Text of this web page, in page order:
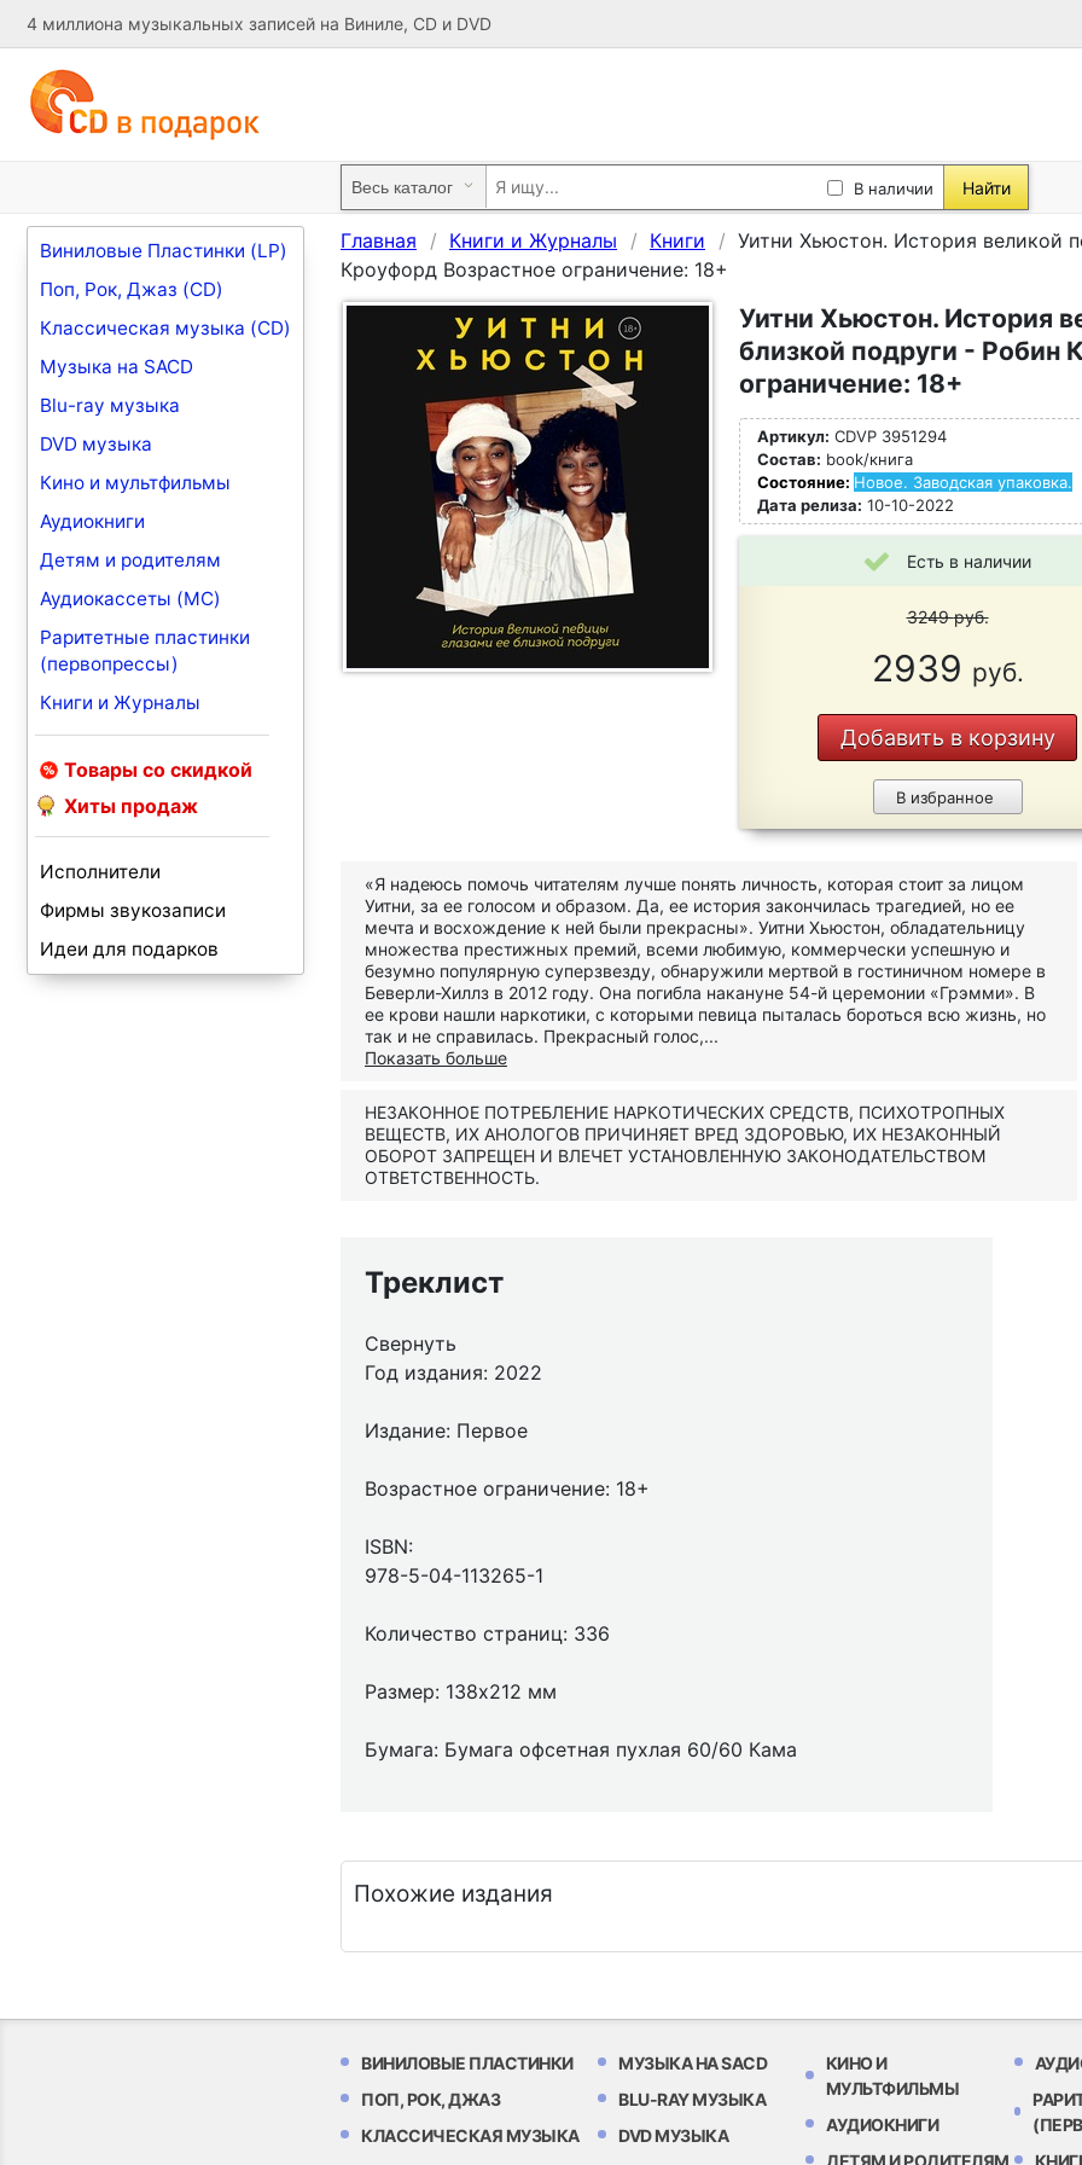
4 миллиона музыкальных записей на Виниле, CD и DVD
В наличии Найти
Виниловые Пластинки (LP)
Поп, Рок, Джаз (CD)
Классическая музыка (CD)
Музыка на SACD
Blu-ray музыка
DVD музыка
Кино и мультфильмы
Аудиокниги
Детям и родителям
Аудиокассеты (MC)
Раритетные пластинки
(первопрессы)
Книги и Журналы
Товары со скидкой
Хиты продаж
Исполнители
Фирмы звукозаписи
Идеи для подарков
Главная Книги и Журналы Книги
Уитни Хьюстон. История великой
Кроуфорд Возрастное ограничение: 18+
Уитни Хьюстон. История
близкой подруги - Робин
ограничение: 18+
Артикул: CDVP 3951294
Состав: book/книга
Состояние: Новое. Заводская упаковка.
Дата релиза: 10-10-2022
Есть в наличии
3249руб.
2939 руб.
Добавить в корзину
В избранное
«Я надеюсь помочь читателям лучше понять личность, которая стоит за лицом
Уитни, за ее голосом и образом. Да, ее история закончилась трагедией, но ее
мечта и восхождение к ней были прекрасны». Уитни Хьюстон, обладательницу
множества престижных премий, всеми любимую, коммерчески успешную и
безумно популярную суперзвезду, обнаружили мертвой в гостиничном номере в
Беверли-Хиллз в 2012 году. Она погибла накануне 54-й церемонии «Грэмми». В
ее крови нашли наркотики, с которыми певица пыталась бороться всю жизнь, но
так и не справилась. Прекрасный голос,...
Показать больше
НЕЗАКОННОЕ ПОТРЕБЛЕНИЕ НАРКОТИЧЕСКИХ СРЕДСТВ, ПСИХОТРОПНЫХ
ВЕЩЕСТВ, ИХ АНОЛОГОВ ПРИЧИНЯЕТ ВРЕД ЗДОРОВЬЮ, ИХ НЕЗАКОННЫЙ
ОБОРОТ ЗАПРЕЩЕН И ВЛЕЧЕТ УСТАНОВЛЕННУЮ ЗАКОНОДАТЕЛЬСТВОМ
ОТВЕТСТВЕННОСТЬ.
Треклист
Свернуть
Год издания: 2022
Издание: Первое
Возрастное ограничение: 18+
ISBN:
978-5-04-113265-1
Количество страниц: 336
Размер: 138x212 мм
Бумага: Бумага офсетная пухлая 60/60 Кама
Похожие издания
ВИНИЛОВЫЕ ПЛАСТИНКИ
ПОП, РОК, ДЖАЗ
КЛАССИЧЕСКАЯ МУЗЫКА
МУЗЫКА НА SACD
BLU-RAY МУЗЫКА
DVD МУЗЫКА
КИНО И
МУЛЬТФИЛЬМЫ
АУДИОКНИГИ
ДЕТЯМ И РОДИТЕЛЯМ